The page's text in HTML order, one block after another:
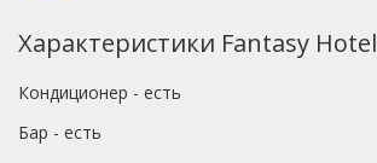
Характеристики Fantasy Hotel
Кондиционер - есть
Бар - есть